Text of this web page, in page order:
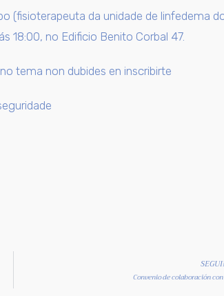
(fisioterapeuta da unidade de linfedema
18:00, no Edificio Benito Corbal 47.
tema non dubides en inscribirte
Convenio de colaboración con